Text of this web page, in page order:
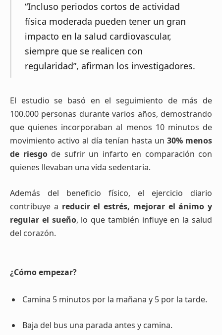
“Incluso periodos cortos de actividad
física moderada pueden tener un gran
impacto en la salud cardiovascular,
siempre que se realicen con
regularidad”, afirman los investigadores.
El estudio se basó en el seguimiento de más de
100.000 personas durante varios años, demostrando
que quienes incorporaban al menos 10 minutos de
movimiento activo al día tenían hasta un 30% menos
de riesgode sufrir un infarto en comparación con
quienes llevaban una vida sedentaria.
Además del beneficio físico, el ejercicio diario
contribuye a reducir el estrés, mejorar el ánimo y
regular el sueño, lo que también influye en la salud
del corazón.
¿Cómo empezar?
Camina 5 minutos por la mañana y 5 por la tarde.
Baja del bus una parada antes y camina.